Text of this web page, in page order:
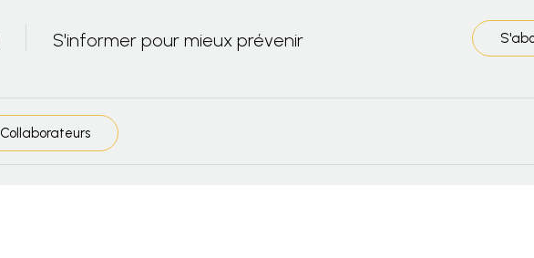
S'informer pour mieux prévenir
Collaborateurs